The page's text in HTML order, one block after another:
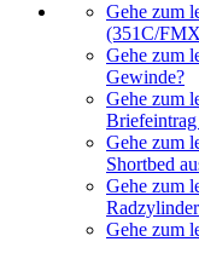
Gehe zum
(351C/
Gehe zum
Gewinde?
Gehe zum
Gehe zum
Shortbed
Gehe zum
Gehe zum